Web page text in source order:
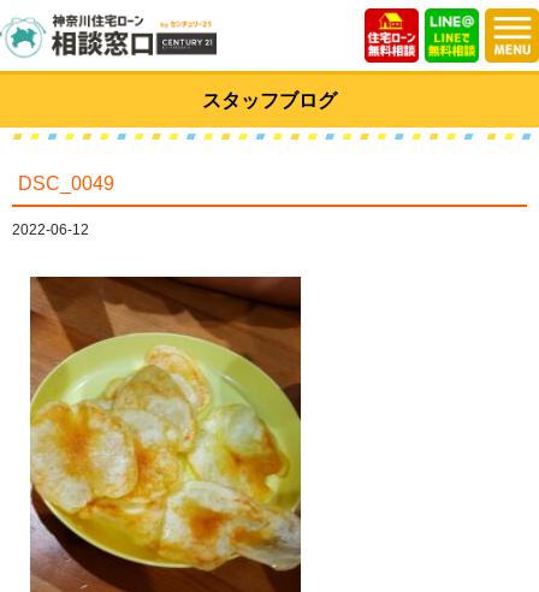
スタッフブログ
DSC_0049
2022-06-12